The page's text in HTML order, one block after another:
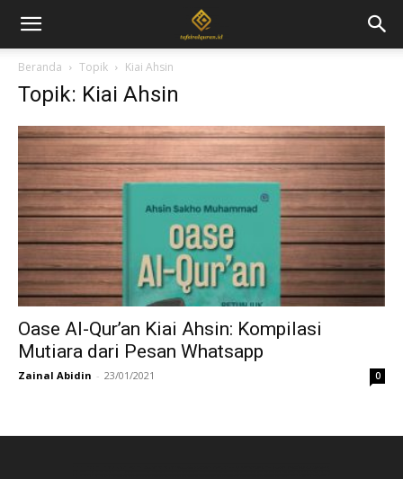
Beranda Topik Kiai Ahsin
Topik: Kiai Ahsin
Oase Al-Qur’an Kiai Ahsin: Kompilasi
Mutiara dari Pesan Whatsapp
Zainal Abidin - 23/01/2021 0